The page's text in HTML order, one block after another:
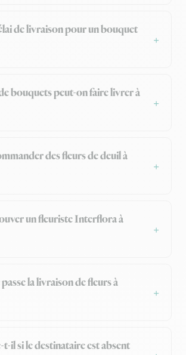
de livraison pour un bouquet
bouquets peut-on faire livrer à
des fleurs de deuil à
un fleuriste Interflora à
la livraison de fleurs à
t-il si le destinataire est absent